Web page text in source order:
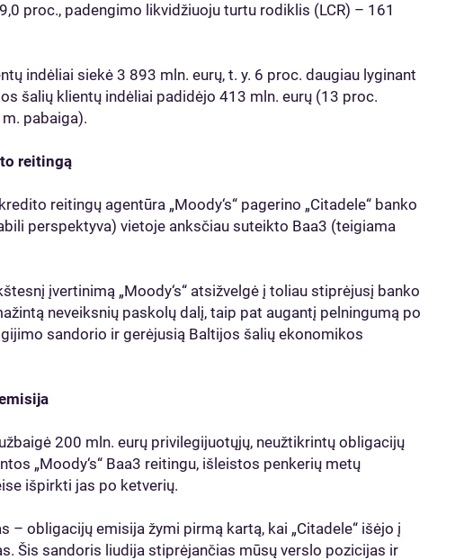
proc., padengimo likvidžiuoju turtu rodiklis (LCR) – 161
indėliai siekė 3 893 mln. eurų, t. y. 6 proc. daugiau lyginant
šalių klientų indėliai padidėjo 413 mln. eurų (13 proc.
pabaiga).
reitingą
reitingų agentūra „Moody‘s“ pagerino „Citadele“ banko
perspektyva) vietoje anksčiau suteikto Baa3 (teigiama
įvertinimą „Moody‘s“ atsižvelgė į toliau stiprėjusį banko
neveiksnių paskolų dalį, taip pat augantį pelningumą po
sandorio ir gerėjusią Baltijos šalių ekonomikos
200 mln. eurų privilegijuotųjų, neužtikrintų obligacijų
„Moody‘s“ Baa3 reitingu, išleistos penkerių metų
išpirkti jas po ketverių.
– obligacijų emisija žymi pirmą kartą, kai „Citadele“ išėjo į
Šis sandoris liudija stiprėjančias mūsų verslo pozicijas ir